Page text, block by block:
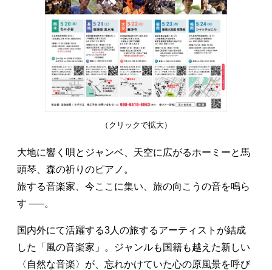
（クリックで拡大）
大地に響く唄とジャンベ、天空に広がるホーミーと馬
頭琴、森の祈りのピアノ。
旅する音楽家、今ここに集い、旅の向こうの音を鳴ら
す —–。
国内外にて活躍する3人の旅するアーティストが結成
した「風の音楽家」。ジャンルも国籍も越えた新しい
〈自然な音楽〉が、忘れかけていた心の原風景を呼び